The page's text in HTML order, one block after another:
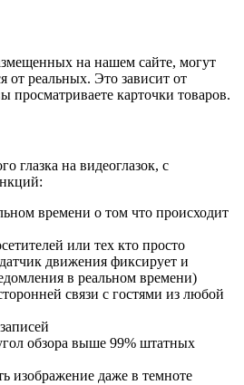
на нашем сайте, могут
от реальных. Это зависит от
просматриваете карточки товаров.
глазка на видеоглазок, с
времени о том что происходит
или тех кто просто
движения фиксирует и
в реальном времени)
связи с гостями из любой
обзора выше 99% штатных
изображение даже в темноте